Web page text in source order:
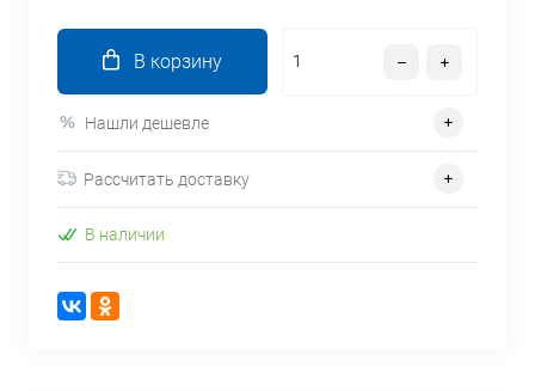
В корзину
Нашли дешевле
Рассчитать доставку
В наличии